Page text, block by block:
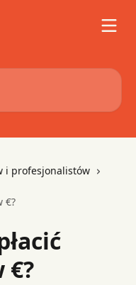
i profesjonalistów
€?
€?